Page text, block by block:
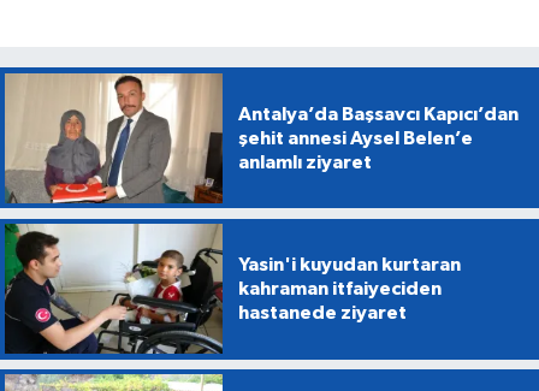
Antalya’da Başsavcı Kapıcı’dan
şehit annesi Aysel Belen’e
anlamlı ziyaret
Yasin'i kuyudan kurtaran
kahraman itfaiyeciden
hastanede ziyaret